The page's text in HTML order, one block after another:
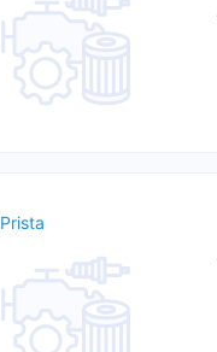
Prista